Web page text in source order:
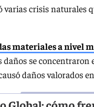
crisis naturales
materiales a nivel
daños se
daños valorados